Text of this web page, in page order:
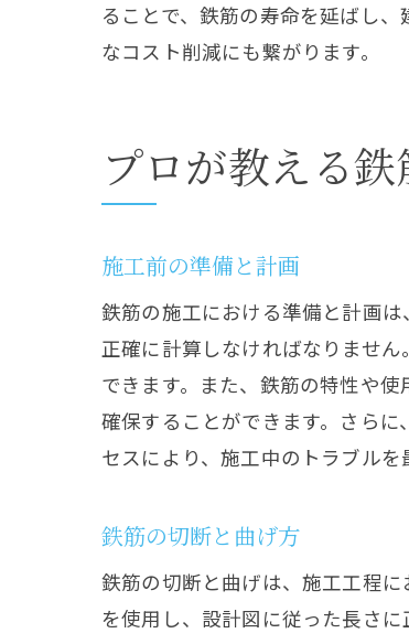
ることで、鉄筋の寿命を延ばし
なコスト削減にも繋がります。
プロが教える
施工前の準備と計画
鉄筋の施工における準備と計画
正確に計算しなければなりませ
できます。また、鉄筋の特性や
確保することができます。さら
セスにより、施工中のトラブル
鉄筋の切断と曲げ方
鉄筋の切断と曲げは、施工工程
を使用し、設計図に従った長さ